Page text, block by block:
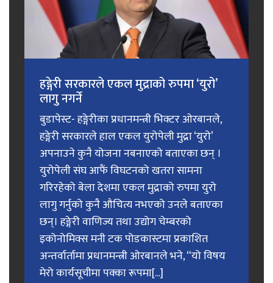
हङ्गेरी सरकारले एकल मुद्राको रुपमा ‘युरो’
लागु नगर्ने
बुडापेस्ट- हङ्गेरीका प्रधानमन्त्री भिक्टर ओरबानले,
हङ्गेरी सरकारले हाल एकल युरोपेली मुद्रा ‘युरो’
अपनाउने कुनै योजना नबनाएको बताएका छन् ।
युरोपेली संघ आफैं विघटनको खतरा सामना
गरिरहेको बेला देशमा एकल मुद्राको रुपमा युरो
लागु गर्नुको कुनै औचित्य नभएको उनले बताएका
छन्। हङ्गेरी वाणिज्य तथा उद्योग चेम्बरको
इकोनोमिक्स मनी टक पोडकास्टमा प्रकाशित
अन्तर्वार्तामा प्रधानमन्त्री ओरबानले भने, “यो विषय
मेरो कार्यसूचीमा पक्का रूपमा[...]